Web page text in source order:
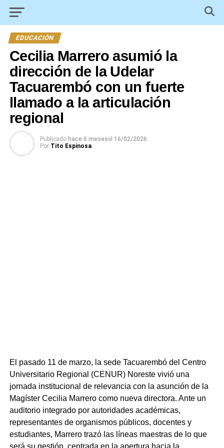
EDUCACIÓN
Cecilia Marrero asumió la
dirección de la Udelar
Tacuarembó con un fuerte
llamado a la articulación
regional
Publicado hace 6 mesesel 16/02/2026
Por Tito Espinosa
El pasado 11 de marzo, la sede Tacuarembó del Centro
Universitario Regional (CENUR) Noreste vivió una
jornada institucional de relevancia con la asunción de la
Magíster Cecilia Marrero como nueva directora. Ante un
auditorio integrado por autoridades académicas,
representantes de organismos públicos, docentes y
estudiantes, Marrero trazó las líneas maestras de lo que
será su gestión, centrada en la apertura hacia la